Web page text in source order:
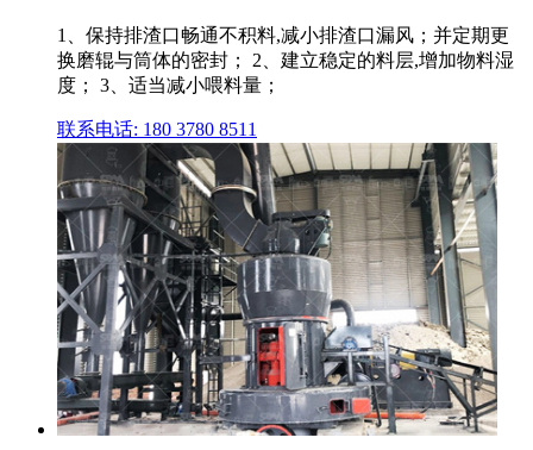
1、保持排渣口畅通不积料,减小排渣口漏风；并定期更
换磨辊与筒体的密封； 2、建立稳定的料层,增加物料湿
度； 3、适当减小喂料量；
联系电话: 180 3780 8511